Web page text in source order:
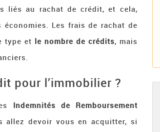
liés au rachat de crédit, et cela,
Les frais de rachat de
type et le nombre de crédits, mais
pour l’immobilier ?
Indemnités de Remboursement
allez devoir vous en acquitter, si